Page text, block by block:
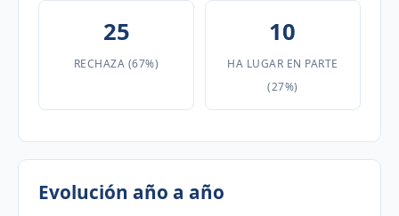
25
RECHAZA (67%)
10
HA LUGAR EN PARTE
(27%)
Evolución año a año